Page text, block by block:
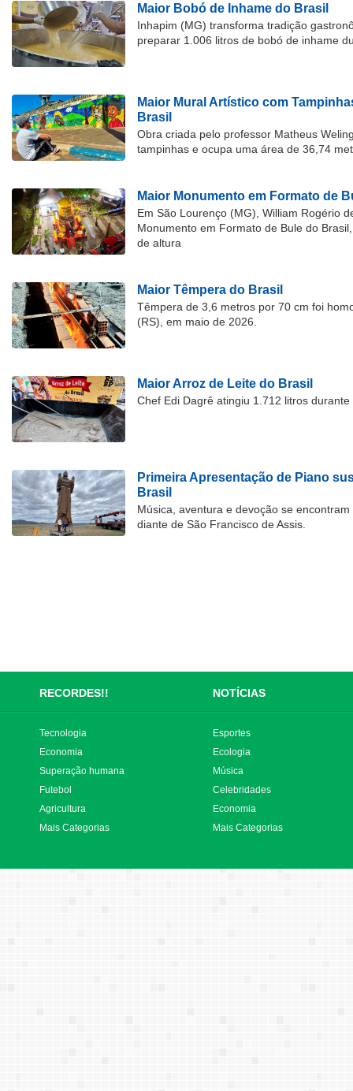
Maior Bobó de Inhame do Brasil
Inhapim (MG) transforma tradição
preparar 1.006 litros de bobó de inhame
Maior Mural Artístico com
Brasil
Obra criada pelo professor Matheus
tampinhas e ocupa uma área de 36,74
Maior Monumento em Formato de
Em São Lourenço (MG), William Rogério
Monumento em Formato de Bule do
de altura
Maior Têmpera do Brasil
Têmpera de 3,6 metros por 70 cm foi
(RS), em maio de 2026.
Maior Arroz de Leite do Brasil
Chef Edi Dagrê atingiu 1.712 litros
Primeira Apresentação de Piano
Brasil
Música, aventura e devoção se
diante de São Francisco de Assis.
RECORDES!! NOTÍCIAS
Tecnologia
Economia
Superação humana
Futebol
Agricultura
Mais Categorias
Esportes
Ecologia
Música
Celebridades
Economia
Mais Categorias